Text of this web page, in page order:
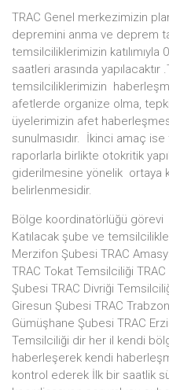
TRAC Genel merkezimizin
depremini anma ve deprem
temsilciliklerimizin katılımıyla
saatleri arasında
temsilciliklerimizin
afetlerde organize olma,
üyelerimizin afet
sunulmasıdır. İkinci amaç
raporlarla birlikte otokritik
giderilmesine yönelik ortaya
belirlenmesidir.
Bölge koordinatörlüğü görevi
Katılacak şube ve
Merzifon Şubesi TRAC
TRAC Tokat Temsilciliği
Şubesi TRAC Divriği
Giresun Şubesi TRAC
Gümüşhane Şubesi TRAC
Temsilciliği dir her il kendi
haberleşerek kendi
kontrol ederek İlk bir saatlik